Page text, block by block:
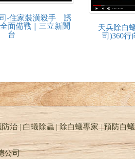
-住家裝潢殺手 誘
面備戰｜三立新聞
台
天兵除白
司)360行
治 | 白蟻除蟲 | 除白蟻專家 | 預防白
公司